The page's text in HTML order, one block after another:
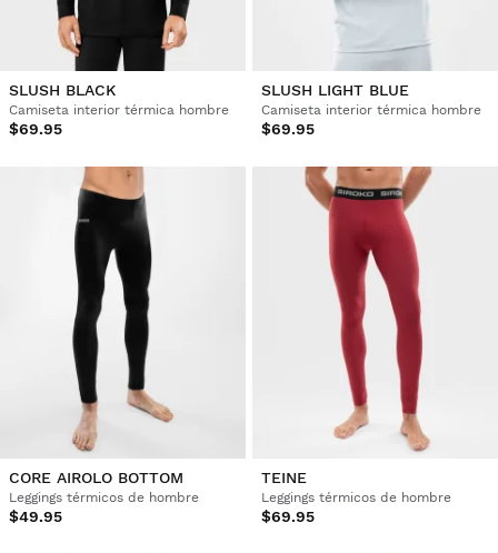
SLUSH BLACK
Camiseta interior térmica hombre
$69.95
SLUSH LIGHT BLUE
Camiseta interior térmica hombre
$69.95
CORE AIROLO BOTTOM
Leggings térmicos de hombre
$49.95
TEINE
Leggings térmicos de hombre
$69.95